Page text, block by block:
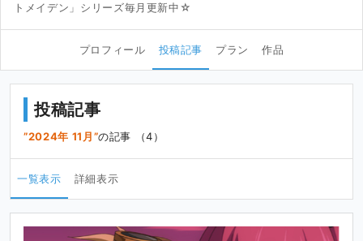
トメイデン」シリーズ毎月更新中☆
プロフィール 投稿記事 プラン 作品
投稿記事
2024年 11月 の記事 （4）
一覧表示 詳細表示